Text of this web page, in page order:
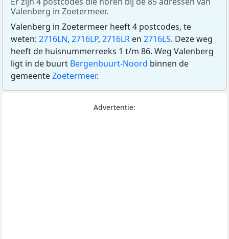
Valenberg in Zoetermeer.
Valenberg in Zoetermeer heeft 4 postcodes, te
weten: 2716LN, 2716LP, 2716LR en 2716LS. Deze weg
heeft de huisnummerreeks 1 t/m 86. Weg Valenberg
ligt in de buurt Bergenbuurt-Noord binnen de
gemeenteZoetermeer.
Advertentie: